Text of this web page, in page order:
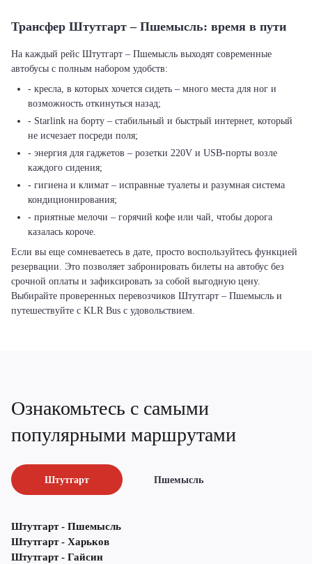
Трансфер Штутгарт – Пшемысль: время в пути
На каждый рейс Штутгарт – Пшемысль выходят современные
автобусы с полным набором удобств:
- кресла, в которых хочется сидеть – много места для ног и
возможность откинуться назад;
- Starlink на борту – стабильный и быстрый интернет, который
не исчезает посреди поля;
- энергия для гаджетов – розетки 220V и USB-порты возле
каждого сидения;
- гигиена и климат – исправные туалеты и разумная система
кондиционирования;
- приятные мелочи – горячий кофе или чай, чтобы дорога
казалась короче.
Если вы еще сомневаетесь в дате, просто воспользуйтесь функцией
резервации. Это позволяет забронировать билеты на автобус без
срочной оплаты и зафиксировать за собой выгодную цену.
Выбирайте проверенных перевозчиков Штутгарт – Пшемысль и
путешествуйте с KLR Bus с удовольствием.
Ознакомьтесь с самыми
популярными маршрутами
Штутгарт Пшемысль
Штутгарт - Пшемысль
Штутгарт - Харьков
Штутгарт - Гайсин